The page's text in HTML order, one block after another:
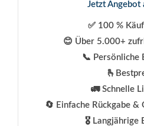
Jetzt Angebot
✅ 100 %
😊 Über 5.000+
📞 Persönliche
🚛 Schnelle
🔄 Einfache Rückgabe
🎖️ Langjährige